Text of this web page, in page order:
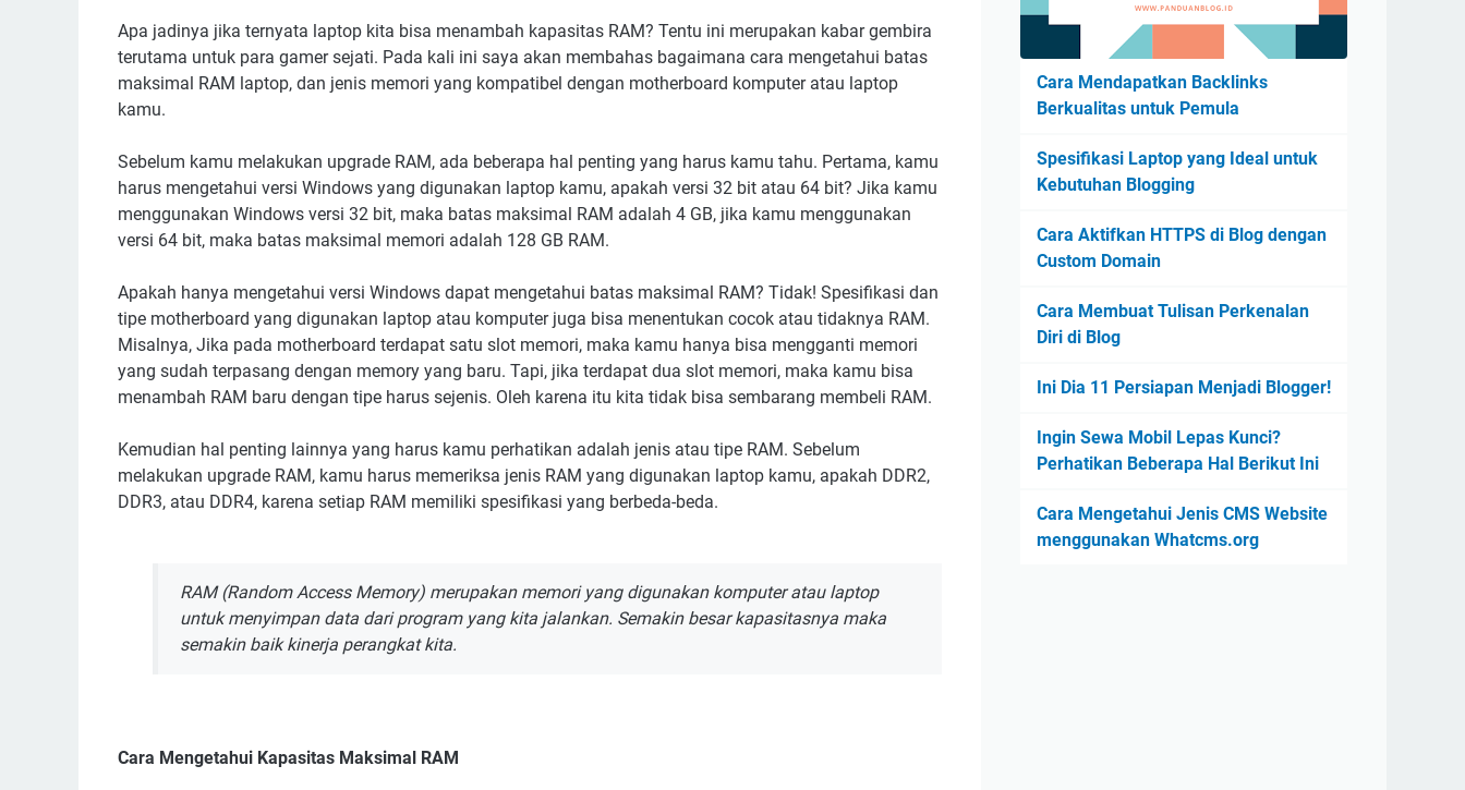
Apa jadinya jika ternyata laptop kita bisa menambah kapasitas RAM? Tentu ini merupakan kabar gembira
terutama untuk para gamer sejati. Pada kali ini saya akan membahas bagaimana cara mengetahui batas
maksimal RAM laptop, dan jenis memori yang kompatibel dengan motherboard komputer atau laptop
kamu.
Sebelum kamu melakukan upgrade RAM, ada beberapa hal penting yang harus kamu tahu. Pertama, kamu
harus mengetahui versi Windows yang digunakan laptop kamu, apakah versi 32 bit atau 64 bit? Jika kamu
menggunakan Windows versi 32 bit, maka batas maksimal RAM adalah 4 GB, jika kamu menggunakan
versi 64 bit, maka batas maksimal memori adalah 128 GB RAM.
Apakah hanya mengetahui versi Windows dapat mengetahui batas maksimal RAM? Tidak! Spesifikasi dan
tipe motherboard yang digunakan laptop atau komputer juga bisa menentukan cocok atau tidaknya RAM.
Misalnya, Jika pada motherboard terdapat satu slot memori, maka kamu hanya bisa mengganti memori
yang sudah terpasang dengan memory yang baru. Tapi, jika terdapat dua slot memori, maka kamu bisa
menambah RAM baru dengan tipe harus sejenis. Oleh karena itu kita tidak bisa sembarang membeli RAM.
Kemudian hal penting lainnya yang harus kamu perhatikan adalah jenis atau tipe RAM. Sebelum
melakukan upgrade RAM, kamu harus memeriksa jenis RAM yang digunakan laptop kamu, apakah DDR2,
DDR3, atau DDR4, karena setiap RAM memiliki spesifikasi yang berbeda-beda.
RAM (Random Access Memory) merupakan memori yang digunakan komputer atau laptop
untuk menyimpan data dari program yang kita jalankan. Semakin besar kapasitasnya maka
semakin baik kinerja perangkat kita.
Cara Mengetahui Kapasitas Maksimal RAM
Cara Mendapatkan Backlinks
Berkualitas untuk Pemula
Spesifikasi Laptop yang Ideal untuk
Kebutuhan Blogging
Cara Aktifkan HTTPS di Blog dengan
Custom Domain
Cara Membuat Tulisan Perkenalan
Diri di Blog
Ini Dia 11 Persiapan Menjadi Blogger!
Ingin Sewa Mobil Lepas Kunci?
Perhatikan Beberapa Hal Berikut Ini
Cara Mengetahui Jenis CMS Website
menggunakan Whatcms.org